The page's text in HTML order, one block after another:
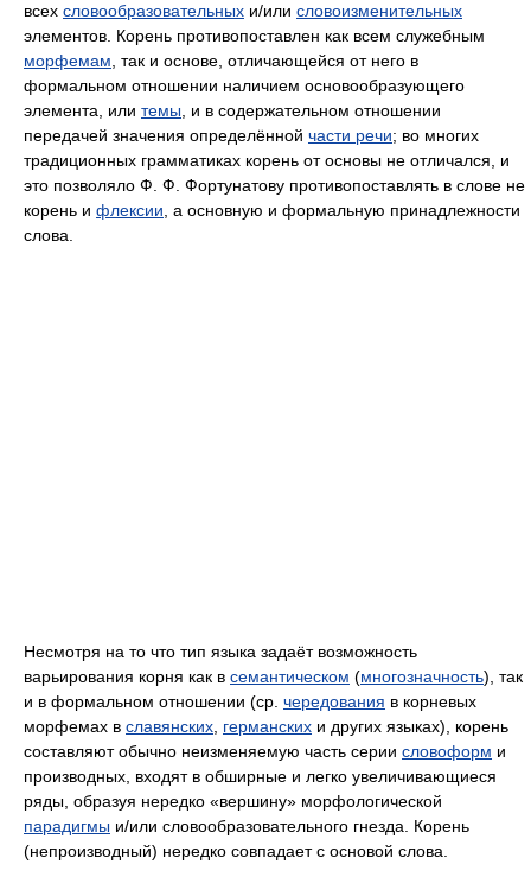
всех словообразовательных и/или словоизменительных
элементов. Корень противопоставлен как всем служебным
морфемам , так и основе, отличающейся от него в
формальном отношении наличием основообразующего
элемента, или темы , и в содержательном отношении
передачей значения определённой части речи; во многих
традиционных грамматиках корень от основы не отличался, и
это позволяло Ф. Ф. Фортунатову противопоставлять в слове не
корень и флексии , а основную и формальную принадлежности
слова.
Несмотря на то что тип языка задаёт возможность
варьирования корня как в семантическом (многозначность), так
и в формальном отношении (ср. чередования в корневых
морфемах в славянских германских и других языках), корень
составляют обычно неизменяемую часть серии словоформ и
производных, входят в обширные и легко увеличивающиеся
ряды, образуя нередко «вершину» морфологической
парадигмы и/или словообразовательного гнезда. Корень
(непроизводный) нередко совпадает с основой слова.